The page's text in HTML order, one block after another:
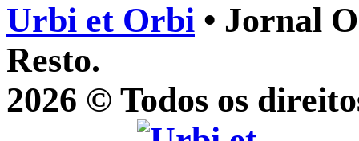
Urbi et Orbi • Jornal
Resto.
2026 © Todos os